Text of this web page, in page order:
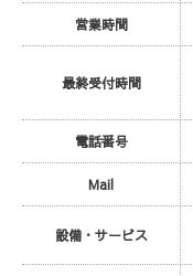
営業時間
最終受付時間
電話番号
Mail
設備・サービス